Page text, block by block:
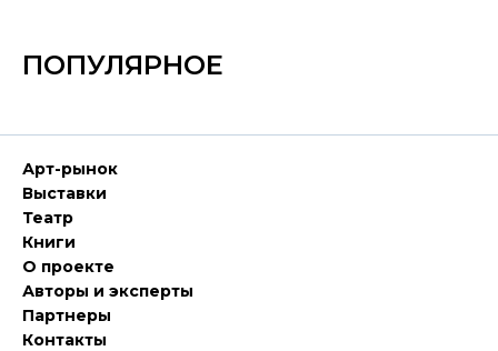
ПОПУЛЯРНОЕ
Арт-рынок
Выставки
Театр
Книги
О проекте
Авторы и эксперты
Партнеры
Контакты